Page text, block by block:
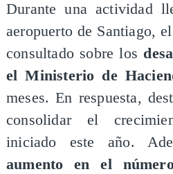
​Durante una actividad
aeropuerto de Santiago,
consultado sobre los
el Ministerio de
meses. En respuesta,
consolidar el
iniciado este año.
aumento en el